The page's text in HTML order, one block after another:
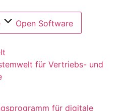
Open Software
für Vertriebs- und
für digitale